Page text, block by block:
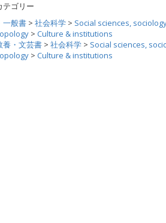
テゴリー
一般書 > 社会科学 > Social sciences,
> Culture & institutions
養・文芸書 > 社会科学 > Social sciences,
> Culture & institutions